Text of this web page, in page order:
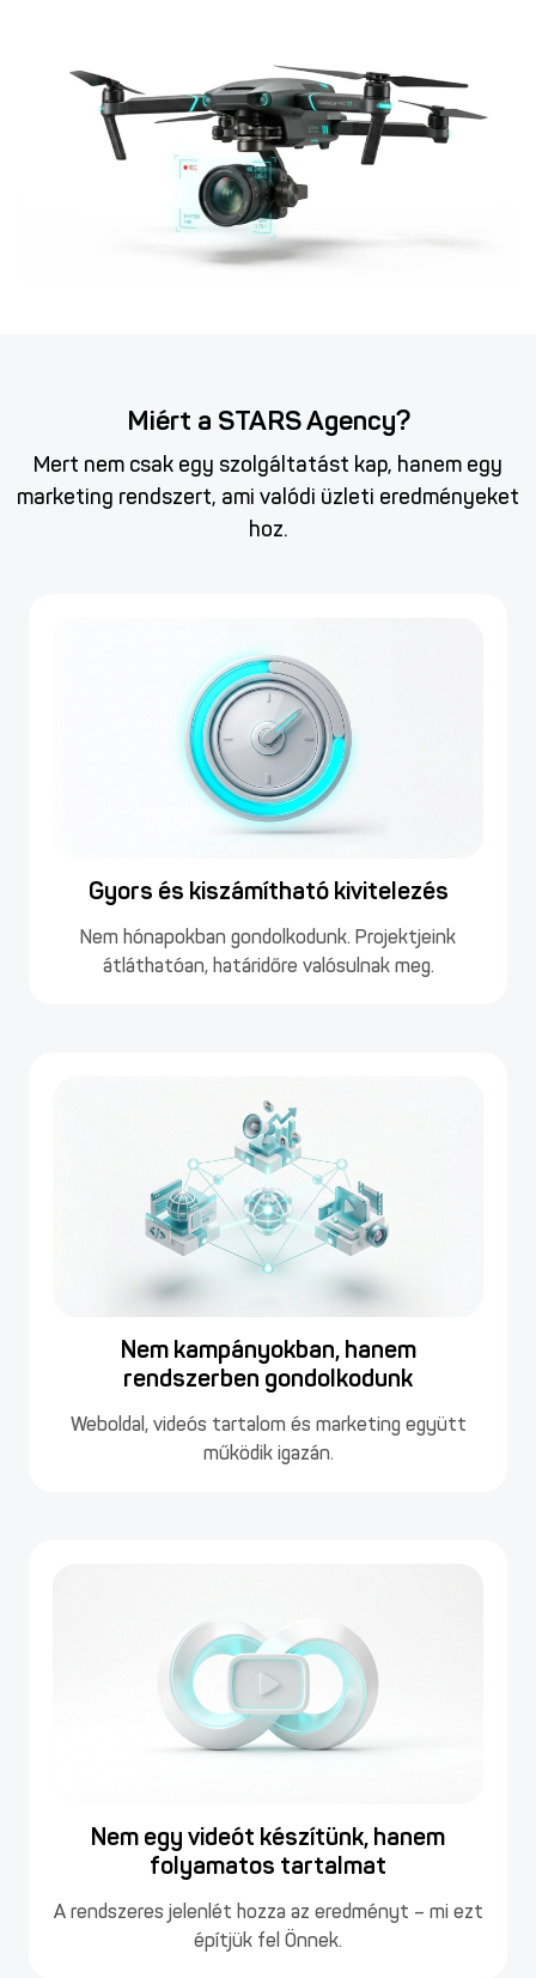
Miért a STARS Agency?
Mert nem csak egy szolgáltatást kap, hanem egy
marketing rendszert, ami valódi üzleti eredményeket
hoz.
Gyors és kiszámítható kivitelezés
Nem hónapokban gondolkodunk. Projektjeink
átláthatóan, határidőre valósulnak meg.
Nem kampányokban, hanem
rendszerben gondolkodunk
Weboldal, videós tartalom és marketing együtt
működik igazán.
Nem egy videót készítünk, hanem
folyamatos tartalmat
A rendszeres jelenlét hozza az eredményt – mi ezt
építjük fel Önnek.